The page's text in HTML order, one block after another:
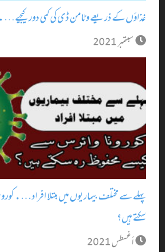
غذاؤں کے ذریعے وٹامن ڈی کی کمی دور کیجیے….
سبتمبر 2021
پہلے سے مختلف بیماریوں میں مبتلا
سکتے ہیں؟
أغسطس 2021